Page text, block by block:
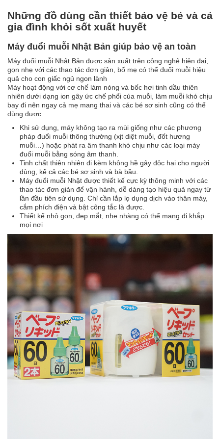
Những đồ dùng cần thiết bảo vệ bé và cả
gia đình khỏi sốt xuất huyết
Máy đuổi muỗi Nhật Bản giúp bảo vệ an toàn
Máy đuổi muỗi Nhật Bản được sản xuất trên công nghệ hiện đại,
gọn nhẹ với các thao tác đơn giản, bố mẹ có thể đuổi muỗi hiệu
quả cho con giấc ngủ ngon lành
Máy hoạt động với cơ chế làm nóng và bốc hơi tinh dầu thiên
nhiên dưới dạng ion gây ức chế phổi của muỗi, làm muỗi khó chịu
bay đi nên ngay cả mẹ mang thai và các bé sơ sinh cũng có thể
dùng được.
Khi sử dụng, máy không tạo ra mùi giống như các phương
pháp đuổi muỗi thông thường (xịt diệt muỗi, đốt hương
muỗi…) hoặc phát ra âm thanh khó chịu như các loại máy
đuổi muỗi bằng sóng âm thanh.
Tinh chất thiên nhiên đi kèm không hề gây độc hại cho người
dùng, kể cả các bé sơ sinh và bà bầu.
Máy đuổi muỗi Nhật được thiết kế cực kỳ thông minh với các
thao tác đơn giản để vận hành, dễ dàng tạo hiệu quả ngay từ
lần đầu tiên sử dụng. Chỉ cần lắp lọ dụng dịch vào thân máy,
cắm phích điện và bật công tắc là được.
Thiết kế nhỏ gọn, đẹp mắt, nhẹ nhàng có thể mang đi khắp
mọi nơi